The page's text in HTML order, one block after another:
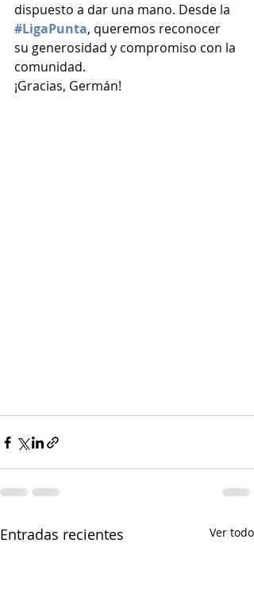
dispuesto a dar una mano. Desde la
#LigaPunta, queremos reconocer
su generosidad y compromiso con la
comunidad.
¡Gracias, Germán!
Entradas recientes Ver todo